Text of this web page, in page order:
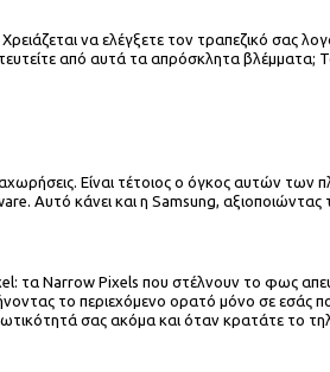
να ελέγξετε τον τραπεζικό σας
από αυτά τα απρόσκλητα βλέμματα;
Είναι τέτοιος ο όγκος αυτών των
Αυτό κάνει και η Samsung, αξιοποιώντας
τα Narrow Pixels που στέλνουν το φως
το περιεχόμενο ορατό μόνο σε
σας ακόμα και όταν κρατάτε το